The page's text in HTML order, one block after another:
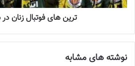
2022-12-10
سرپرست نایب رئیسی زنان فدراسیون
ترین‌ های فوتبال زنان در
نوشته های مشابه